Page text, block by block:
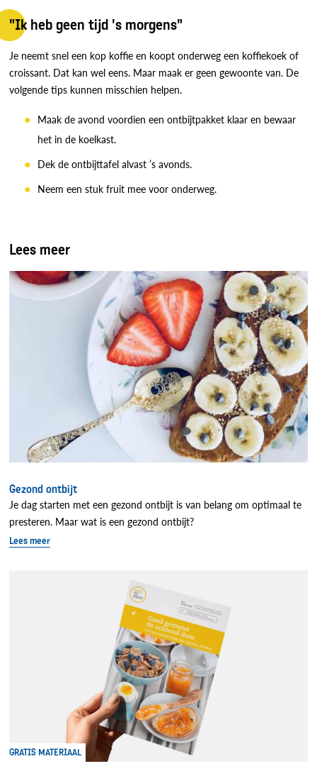
"Ik heb geen tijd 's morgens"
Je neemt snel een kop koffie en koopt onderweg een koffiekoek of
croissant. Dat kan wel eens. Maar maak er geen gewoonte van. De
volgende tips kunnen misschien helpen.
Maak de avond voordien een ontbijtpakket klaar en bewaar
het in de koelkast.
Dek de ontbijttafel alvast ’s avonds.
Neem een stuk fruit mee voor onderweg.
Lees meer
Gezond ontbijt
Je dag starten met een gezond ontbijt is van belang om optimaal te
presteren. Maar wat is een gezond ontbijt?
Lees meer
GRATIS MATERIAAL